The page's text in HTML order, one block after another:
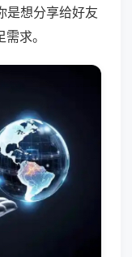
是想分享给好友
求。